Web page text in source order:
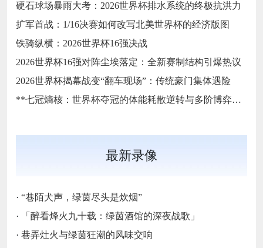
硬石球场暴雨大考：2026世界杯排水系统的终极抗洪力
扩军首战：1/16决赛如何改写北美世界杯的经济版图
铁骑纵横：2026世界杯16强决战
2026世界杯16强对阵尘埃落定：全新赛制结构引爆热议
2026世界杯揭幕战变“翻车现场”：传统豪门集体遇险
**七冠熵核：世界杯夺冠的体能耗散逆转与多阶博弈论**
最新录像
· “巷陌犬声，绿茵尽头是炊烟”
·
「醉看烽火九十载：绿茵酒馆的深夜战歌」
· 巷弄灶火与绿茵狂潮的风味交响